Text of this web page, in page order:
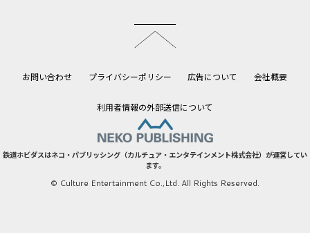
お問い合わせ プライバシーポリシー 広告について 会社概要
利用者情報の外部送信について
鉄道ホビダスはネコ・パブリッシング（カルチュア・エンタテインメント株式会社）が運営してい
ます。
© Culture Entertainment Co.,Ltd. All Rights Reserved.